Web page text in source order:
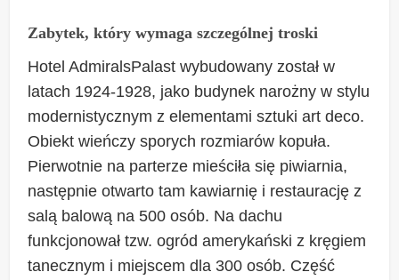
Zabytek, który wymaga szczególnej troski
Hotel AdmiralsPalast wybudowany został w
latach 1924-1928, jako budynek narożny w stylu
modernistycznym z elementami sztuki art deco.
Obiekt wieńczy sporych rozmiarów kopuła.
Pierwotnie na parterze mieściła się piwiarnia,
następnie otwarto tam kawiarnię i restaurację z
salą balową na 500 osób. Na dachu
funkcjonował tzw. ogród amerykański z kręgiem
tanecznym i miejscem dla 300 osób. Część